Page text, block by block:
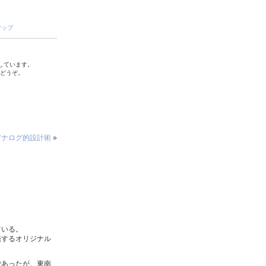
ップ
います。
うぞ。
ナログ的設計術 »
る。
るオリジナル
ったが、東南